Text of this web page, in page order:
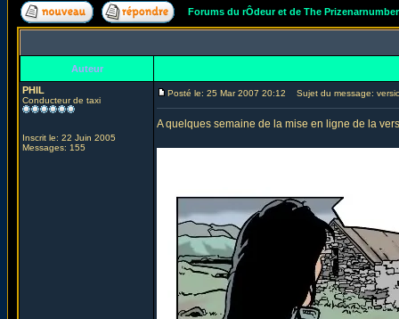
Forums du rÔdeur et de The
Auteur
PHIL
Conducteur de taxi
Inscrit le: 22 Juin 2005
Messages: 155
Posté le: 25 Mar 2007 20:12 Sujet du message:
A quelques semaine de la mise en ligne de la